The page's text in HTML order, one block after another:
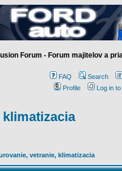
Forum - Forum majitelov a
FAQ
Search
Profile
Log in
vetranie, klimatizacia